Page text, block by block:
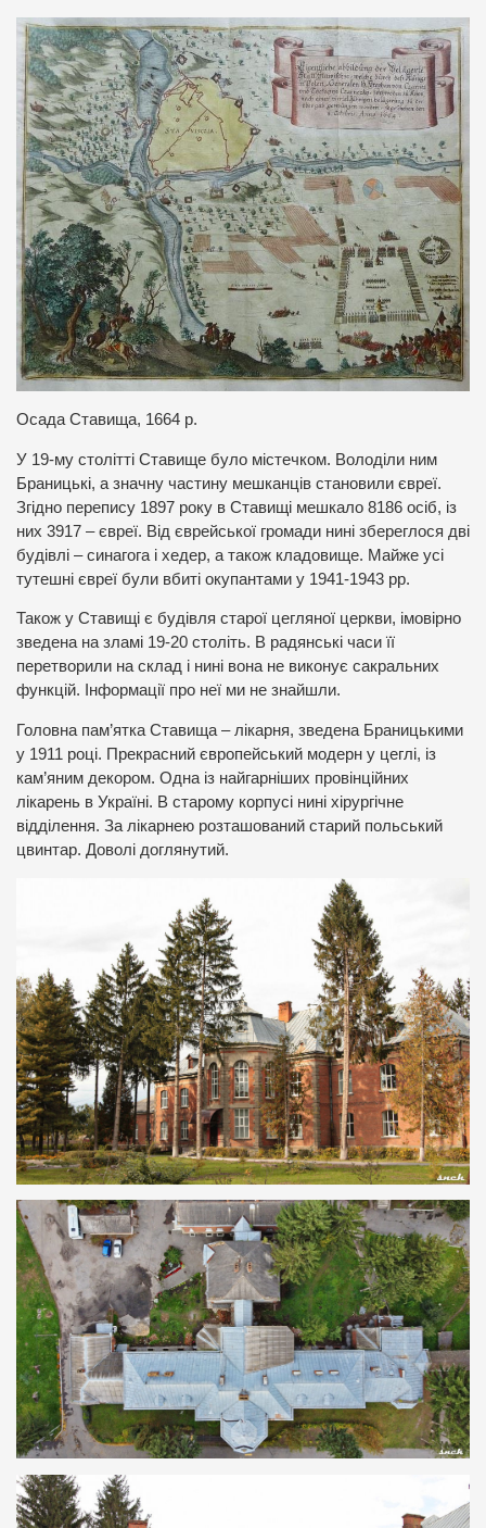
Осада Ставища, 1664 р.
У 19-му столітті Ставище було містечком. Володіли ним
Браницькі, а значну частину мешканців становили євреї.
Згідно перепису 1897 року в Ставищі мешкало 8186 осіб, із
них 3917 – євреї. Від єврейської громади нині збереглося дві
будівлі – синагога і хедер, а також кладовище. Майже усі
тутешні євреї були вбиті окупантами у 1941-1943 рр.
Також у Ставищі є будівля старої цегляної церкви, імовірно
зведена на зламі 19-20 століть. В радянські часи її
перетворили на склад і нині вона не виконує сакральних
функцій. Інформації про неї ми не знайшли.
Головна пам’ятка Ставища – лікарня, зведена Браницькими
у 1911 році. Прекрасний європейський модерн у цеглі, із
кам’яним декором. Одна із найгарніших провінційних
лікарень в Україні. В старому корпусі нині хірургічне
відділення. За лікарнею розташований старий польський
цвинтар. Доволі доглянутий.